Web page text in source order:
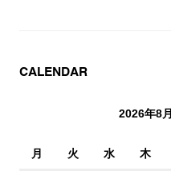
CALENDAR
2026年8月
月 火 水 木